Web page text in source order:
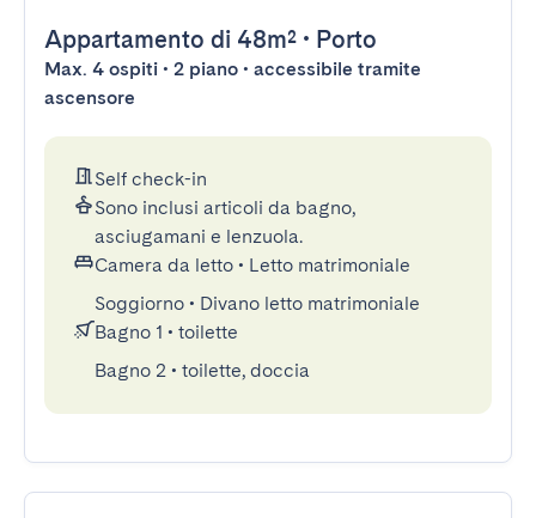
Appartamento di 48m² • Porto
Max. 4 ospiti • 2 piano • accessibile tramite
ascensore
Self check-in
Sono inclusi articoli da bagno,
asciugamani e lenzuola.
Camera da letto • Letto matrimoniale
Soggiorno • Divano letto matrimoniale
Bagno 1 • toilette
Bagno 2 • toilette, doccia